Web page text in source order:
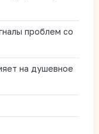
проблем со
на душевное